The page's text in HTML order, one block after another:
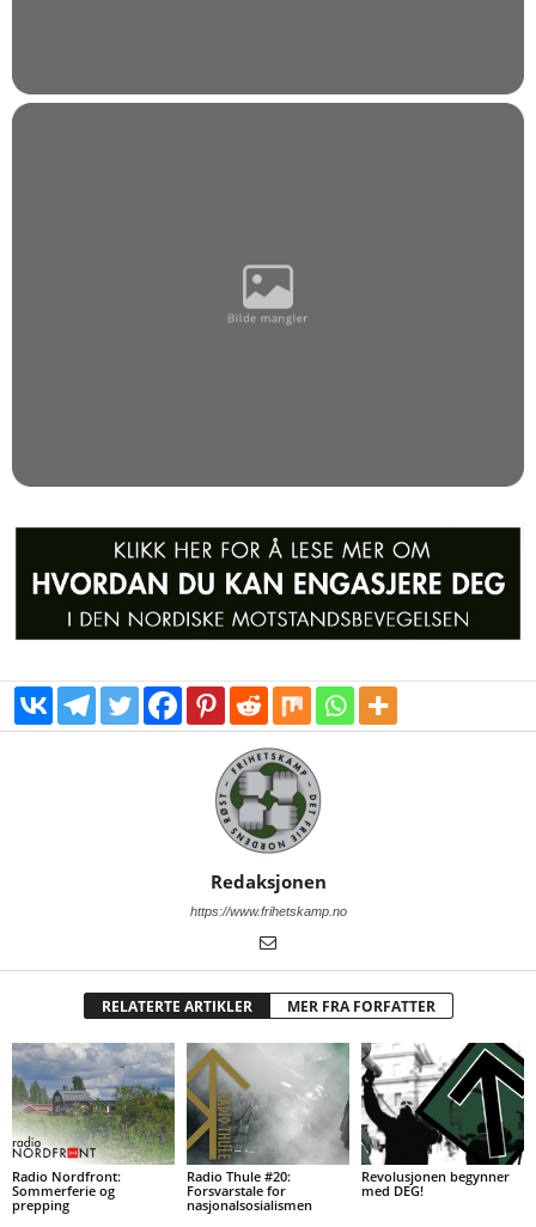
Redaksjonen
https://www.frihetskamp.no
RELATERTE ARTIKLER MER FRA FORFATTER
Radio Nordfront:
Sommerferie og
prepping
Radio Thule #20:
Forsvarstale for
nasjonalsosialismen
Revolusjonen begynner
med DEG!